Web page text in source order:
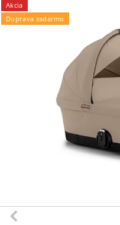
Akcia
Doprava zadarmo